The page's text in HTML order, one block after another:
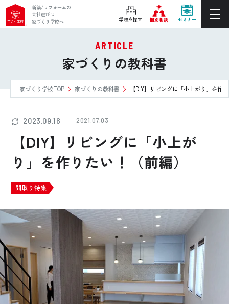
新築/リフォームの
会社選びは
家づくり学校へ
学校を探す 個別相談 セミナー
ぴったりの住宅会社をご提案
個別相談
後悔しない家づくりをレクチャー
セミナーをみる
お近くの学校を探す
ホーム
家づくり学校とは
お悩み・相談事例
よくある質問
ご利用者の声・実例
ARTICLE
家づくりの教科書
家づくり学校TOP 家づくりの教科書 【DIY】リビングに「小上がり」を作
間取り特集
【DIY】リビングに「小上が
り」を作りたい！（前編）
2023.09.16 2021.07.03